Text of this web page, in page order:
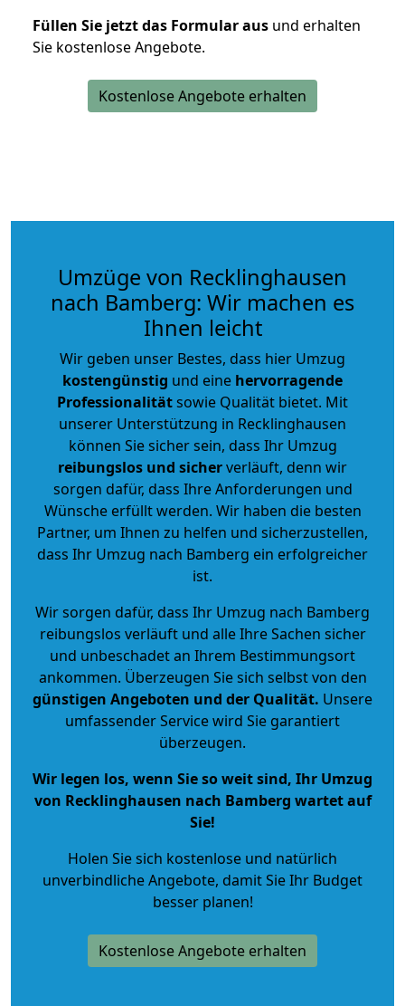
Füllen Sie jetzt das Formular aus und erhalten
Sie kostenlose Angebote.
Kostenlose Angebote erhalten
Umzüge von Recklinghausen
nach Bamberg: Wir machen es
Ihnen leicht
Wir geben unser Bestes, dass hier Umzug
kostengünstig und eine hervorragende
Professionalitätsowie Qualität bietet. Mit
unserer Unterstützung in Recklinghausen
können Sie sicher sein, dass Ihr Umzug
reibungslos und sicherverläuft, denn wir
sorgen dafür, dass Ihre Anforderungen und
Wünsche erfüllt werden. Wir haben die besten
Partner, um Ihnen zu helfen und sicherzustellen,
dass Ihr Umzug nach Bamberg ein erfolgreicher
ist.
Wir sorgen dafür, dass Ihr Umzug nach Bamberg
reibungslos verläuft und alle Ihre Sachen sicher
und unbeschadet an Ihrem Bestimmungsort
ankommen. Überzeugen Sie sich selbst von den
günstigen Angeboten und der Qualität. Unsere
umfassender Service wird Sie garantiert
überzeugen.
Wir legen los, wenn Sie so weit sind, Ihr Umzug
von Recklinghausen nach Bamberg wartet auf
Sie!
Holen Sie sich kostenlose und natürlich
unverbindliche Angebote, damit Sie Ihr Budget
besser planen!
Kostenlose Angebote erhalten